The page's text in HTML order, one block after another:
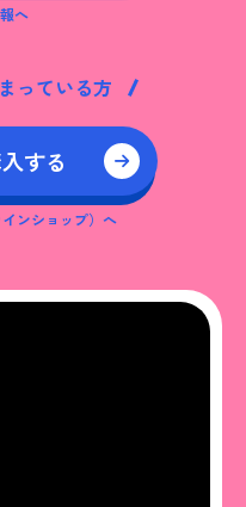
へ
っている方
する
ンショップ）へ